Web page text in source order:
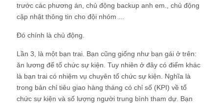
trước các phương án, chủ động backup anh em., chủ động
cập nhật thông tin cho đội nhóm ...
Đó chính là chủ động.
Lần 3, là một bạn trai. Bạn cũng giống như bạn gái ở trên:
ăn lương để tổ chức sự kiện. Tuy nhiên ở đây có điểm khác
là bạn trai có nhiệm vụ chuyên tổ chức sự kiện. Nghĩa là
trong bản chỉ tiêu giao hàng tháng có chỉ số (KPI) về tổ
chức sự kiện và số lượng người trung bình tham dự. Bạn